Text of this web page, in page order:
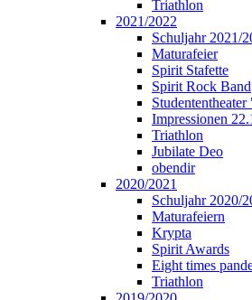
Triathlon
2021/2022
Schuljahr 2021/
Maturafeier
Spirit Stafette
Spirit Rock Band
Impressionen
Triathlon
Jubilate Deo
obendir
2020/2021
Schuljahr 2020/
Maturafeiern
Krypta
Spirit Awards
Eight times
Triathlon